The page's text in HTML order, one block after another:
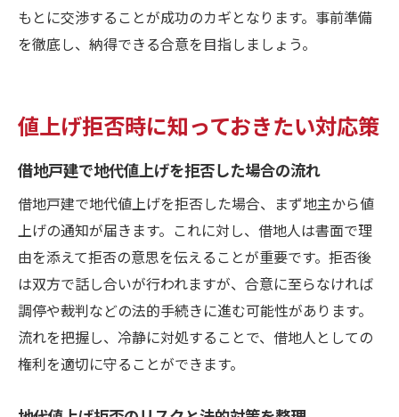
もとに交渉することが成功のカギとなります。事前準備
を徹底し、納得できる合意を目指しましょう。
値上げ拒否時に知っておきたい対応策
借地戸建で地代値上げを拒否した場合の流れ
借地戸建で地代値上げを拒否した場合、まず地主から値
上げの通知が届きます。これに対し、借地人は書面で理
由を添えて拒否の意思を伝えることが重要です。拒否後
は双方で話し合いが行われますが、合意に至らなければ
調停や裁判などの法的手続きに進む可能性があります。
流れを把握し、冷静に対処することで、借地人としての
権利を適切に守ることができます。